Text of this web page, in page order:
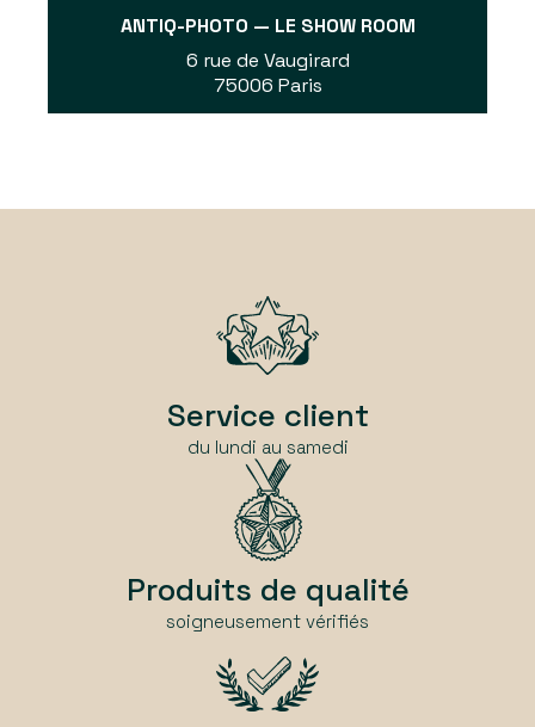
ANTIQ-PHOTO — LE SHOW ROOM
6 rue de Vaugirard
75006 Paris
Service client
du lundi au samedi
Produits de qualité
soigneusement vérifiés